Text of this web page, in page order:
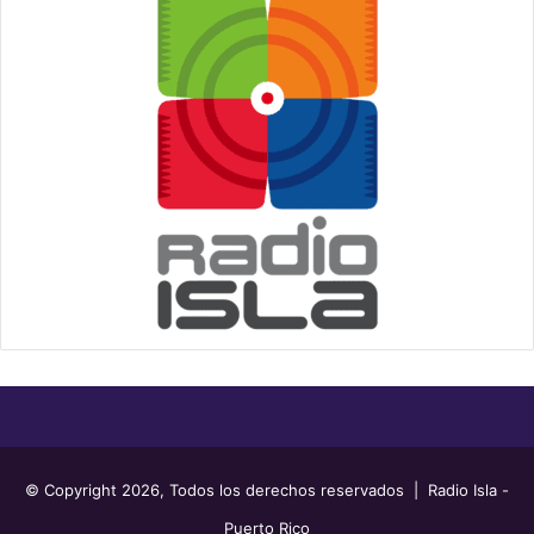
© Copyright 2026, Todos los derechos reservados | Radio Isla -
Puerto Rico